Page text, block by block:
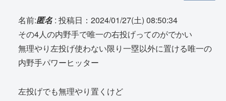
名前:匿名: 投稿日：2024/01/27(土) 08:50:34
その4人の内野手で唯一の右投げってのがでかい
無理やり左投げ使わない限り一塁以外に置ける唯一の
内野手パワーヒッター
左投げでも無理やり置くけど